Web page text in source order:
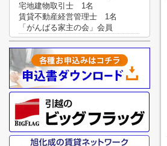
宅地建物取引士 1名
賃貸不動産経営管理士 1名
「がんばる家主の会」会員